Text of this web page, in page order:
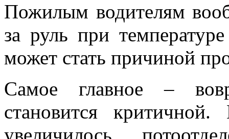
Пожилым водителям
за руль при
может стать причиной
Самое главное –
становится